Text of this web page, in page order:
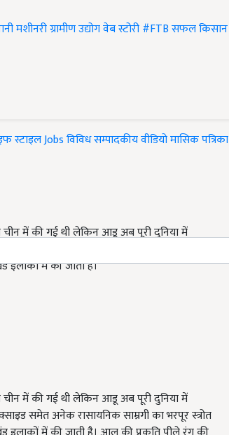
मशीनरीग्रामीण उद्योगवेब स्टोरी#FTBसफल किसान
स्टाइलJobsविविधसम्पादकीयवीडियोमासिक पत्रिका
में की गई थी लेकिन आडू अब पूरी दुनिया में
इलाकों में की जाती है।
में की गई थी लेकिन आडू अब पूरी दुनिया में
समेत अनेक रासायनिक साम्रगी का भरपूर स्त्रोत